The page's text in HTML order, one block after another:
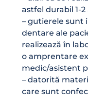
astfel durabil 1-2
– gutierele sunt
dentare ale
realizează în
o amprentare
medic/asistent
– datorită
care sunt